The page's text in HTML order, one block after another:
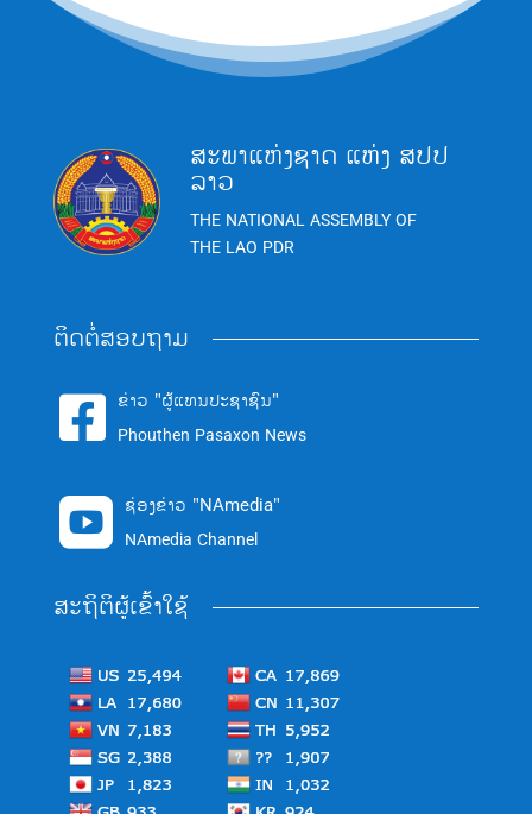
ສະພາແຫ່ງຊາດ ແຫ່ງ ສປປ
ລາວ
THE NATIONAL ASSEMBLY OF
THE LAO PDR
ຕິດຕໍ່ສອບຖາມ
 ຂ່າວ "ຜູ້ແທນປະຊາຊົນ"
Phouthen Pasaxon News
 ຊ່ອງຂ່າວ "NAmedia"
NAmedia Channel
ສະຖິຕິຜູ້ເຂົ້າໃຊ້